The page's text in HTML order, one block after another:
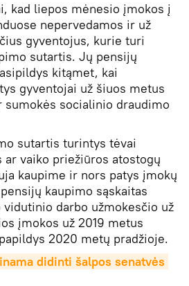
kad liepos mėnesio įmokos į
nepervedamos ir už
gyventojus, kurie turi
sutartis. Jų pensijų
kitąmet, kai
gyventojai už šiuos metus
sumokės socialinio draudimo
sutartis turintys tėvai
vaiko priežiūros atostogų
kaupime ir nors patys įmokų
kaupimo sąskaitas
vidutinio darbo užmokesčio už
įmokos už 2019 metus
2020 metų pradžioje.
didinti šalpos senatvės